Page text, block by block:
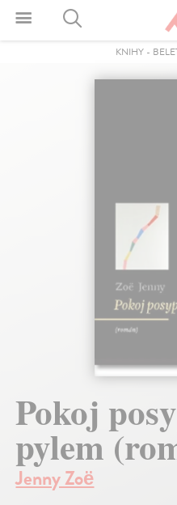
KNIHY-
Pokoj
pylem
Jenny Zoë